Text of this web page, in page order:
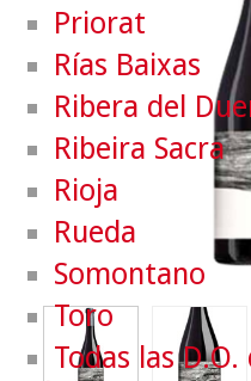
Priorat
Rías Baixas
Ribera del
Ribeira Sacra
Rioja
Rueda
Somontano
Toro
Todas las D.O.